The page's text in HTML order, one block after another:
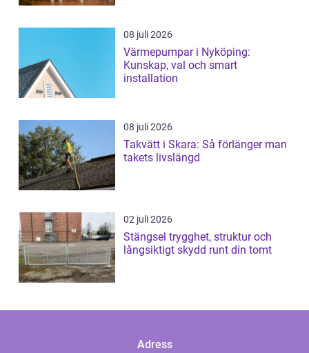
08 juli 2026
Värmepumpar i Nyköping:
Kunskap, val och smart
installation
08 juli 2026
Takvätt i Skara: Så förlänger man
takets livslängd
02 juli 2026
Stängsel trygghet, struktur och
långsiktigt skydd runt din tomt
Adress